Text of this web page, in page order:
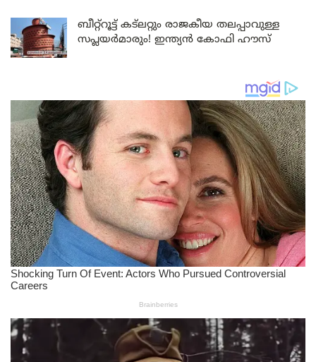
ബീറ്റ്‌റൂട്ട് കട്‌ലറ്റും രാജകീയ തലപ്പാവുള്ള
സപ്ലയർമാരും! ഇന്ത്യൻ കോഫി ഹൗസ്